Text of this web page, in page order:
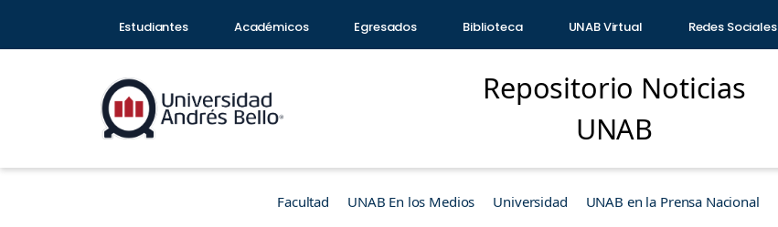
Estudiantes Académicos Egresados Biblioteca UNAB Virtual Redes Sociales
Repositorio Noticias
UNAB
Facultad UNAB En los Medios Universidad UNAB en la Prensa Nacional